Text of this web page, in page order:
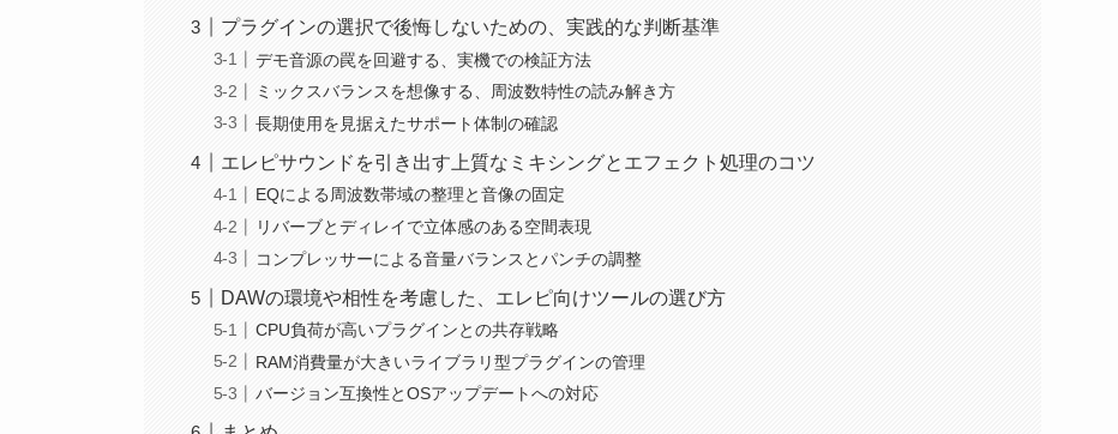
プラグインの選択で後悔しないための、実践的な判断基準
デモ音源の罠を回避する、実機での検証方法
ミックスバランスを想像する、周波数特性の読み解き方
長期使用を見据えたサポート体制の確認
エレピサウンドを引き出す上質なミキシングとエフェクト処理のコツ
EQによる周波数帯域の整理と音像の固定
リバーブとディレイで立体感のある空間表現
コンプレッサーによる音量バランスとパンチの調整
DAWの環境や相性を考慮した、エレピ向けツールの選び方
CPU負荷が高いプラグインとの共存戦略
RAM消費量が大きいライブラリ型プラグインの管理
バージョン互換性とOSアップデートへの対応